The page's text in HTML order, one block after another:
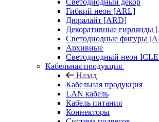
Светодиодный декор
Гибкий неон [ARL]
Дюралайт [ARD]
Декоративные гирлянды
Светодиодные фигуры
Архивные
Светодиодный неон
Кабельная продукция
Назад
Кабельная продукция
LAN кабель
Кабель питания
Коннекторы